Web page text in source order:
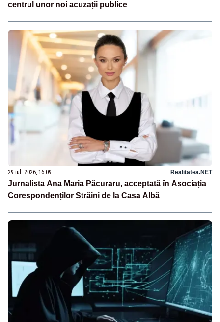
centrul unor noi acuzații publice
29 iul. 2026, 16:09 Realitatea.NET
Jurnalista Ana Maria Păcuraru, acceptată în Asociația
Corespondenților Străini de la Casa Albă